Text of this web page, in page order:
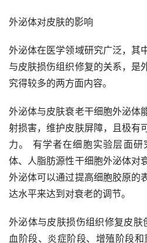
外泌体对皮肤的影响
外泌体在医学领域研究广泛，其
与皮肤损伤组织修复的关系，是
究得较多的两方面内容。
外泌体与皮肤衰老干细胞外泌体
射损害，维护皮肤屏障，且极有
力。 有学者在细胞实验层面
体、人脂肪源性干细胞外泌体对
外泌体可以通过提高细胞胶原的
达水平来达到对衰老的调节。
外泌体与皮肤损伤组织修复皮
血阶段、炎症阶段、增殖阶段